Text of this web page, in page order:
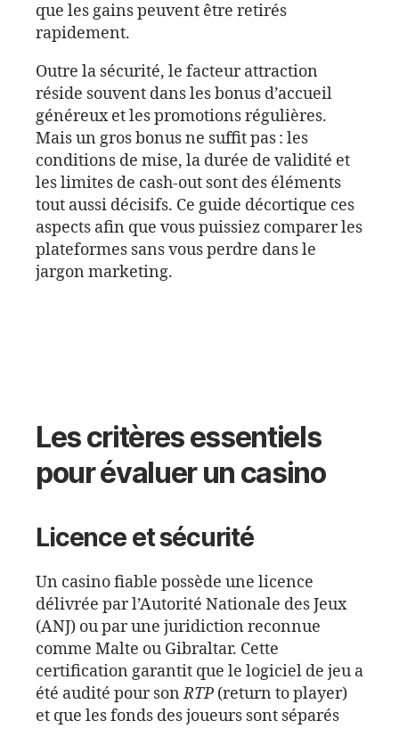
que les gains peuvent être retirés
rapidement.
Outre la sécurité, le facteur attraction
réside souvent dans les bonus d’accueil
généreux et les promotions régulières.
Mais un gros bonus ne suffit pas : les
conditions de mise, la durée de validité et
les limites de cash‑out sont des éléments
tout aussi décisifs. Ce guide décortique ces
aspects afin que vous puissiez comparer les
plateformes sans vous perdre dans le
jargon marketing.
Les critères essentiels
pour évaluer un casino
Licence et sécurité
Un casino fiable possède une licence
délivrée par l’Autorité Nationale des Jeux
(ANJ) ou par une juridiction reconnue
comme Malte ou Gibraltar. Cette
certification garantit que le logiciel de jeu a
été audité pour sonRTP (return to player)
et que les fonds des joueurs sont séparés